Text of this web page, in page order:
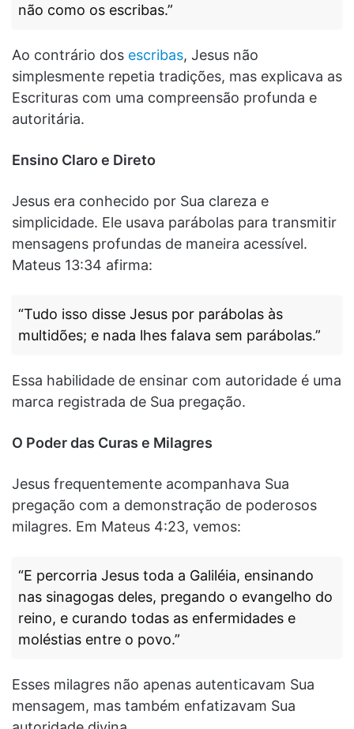
não como os escribas.”
Ao contrário dos escribas, Jesus não
simplesmente repetia tradições, mas explicava as
Escrituras com uma compreensão profunda e
autoritária.
Ensino Claro e Direto
Jesus era conhecido por Sua clareza e
simplicidade. Ele usava parábolas para transmitir
mensagens profundas de maneira acessível.
Mateus 13:34 afirma:
“Tudo isso disse Jesus por parábolas às
multidões; e nada lhes falava sem parábolas.”
Essa habilidade de ensinar com autoridade é uma
marca registrada de Sua pregação.
O Poder das Curas e Milagres
Jesus frequentemente acompanhava Sua
pregação com a demonstração de poderosos
milagres. Em Mateus 4:23, vemos:
“E percorria Jesus toda a Galiléia, ensinando
nas sinagogas deles, pregando o evangelho do
reino, e curando todas as enfermidades e
moléstias entre o povo.”
Esses milagres não apenas autenticavam Sua
mensagem, mas também enfatizavam Sua